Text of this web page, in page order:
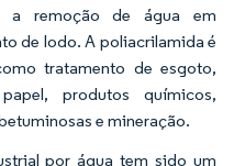
remoção de água em
de lodo. A poliacrilamida é
tratamento de esgoto,
produtos químicos,
e mineração.
por água tem sido um